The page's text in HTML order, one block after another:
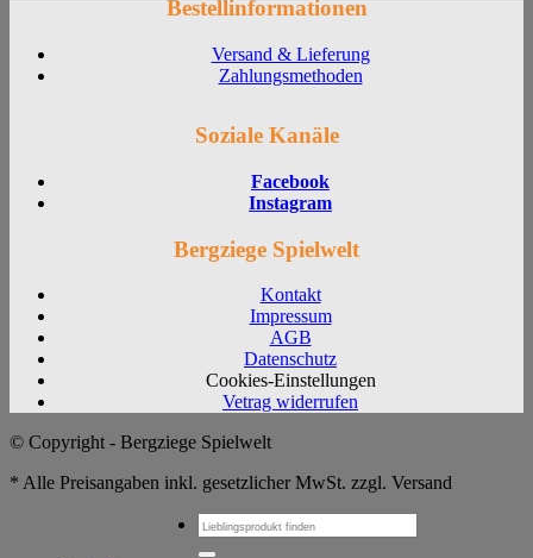
Bestellinformationen
Versand & Lieferung
Zahlungsmethoden
Soziale Kanäle
Facebook
Instagram
Bergziege Spielwelt
Kontakt
Impressum
AGB
Datenschutz
Cookies-Einstellungen
Vetrag widerrufen
© Copyright - Bergziege Spielwelt
* Alle Preisangaben inkl. gesetzlicher MwSt. zzgl. Versand
Suchen
nach: